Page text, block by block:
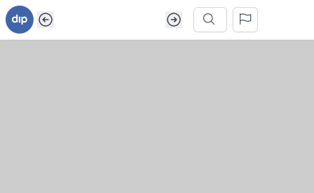
Ga naar inhoud van webarchief
Zoek in dit webarchief